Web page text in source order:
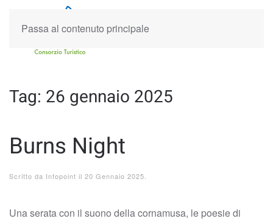
Passa al contenuto principale
Tag: 26 gennaio 2025
Burns Night
Scritto da Infopoint il 20 Gennaio 2025
Una serata con il suono della cornamusa, le poesie di